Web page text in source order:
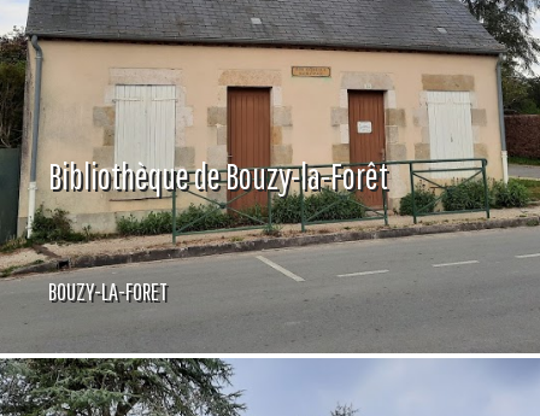
Bibliothèque de Bouzy-la-Forêt
BOUZY-LA-FORET